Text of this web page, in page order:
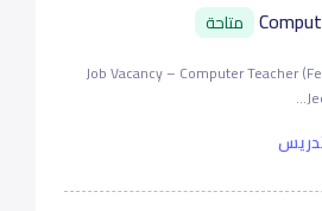
متاحة
**Job Vacancy – Computer Teacher